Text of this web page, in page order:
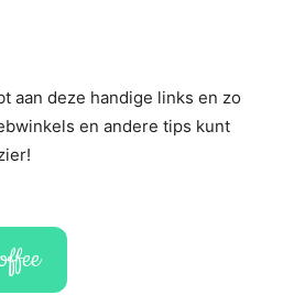
aan deze handige links en zo
en andere tips kunt